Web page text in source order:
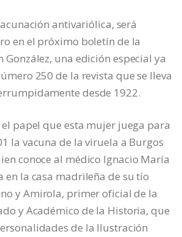
antivariólica, será
en el próximo boletín de la
González, una edición especial ya
250 de la revista que se lleva
desde 1922.
el papel que esta mujer juega para
la vacuna de la viruela a Burgos
conoce al médico Ignacio María
en la casa madrileña de su tío
y Amirola, primer oficial de la
y Académico de la Historia, que
de la Ilustración